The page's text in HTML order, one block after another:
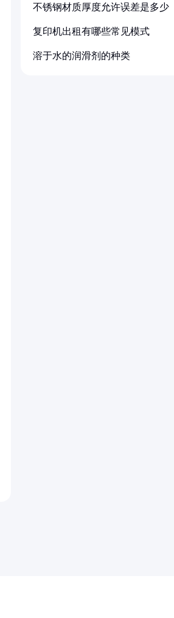
不锈钢材质厚度允许误差是多少
复印机出租有哪些常见模式
溶于水的润滑剂的种类